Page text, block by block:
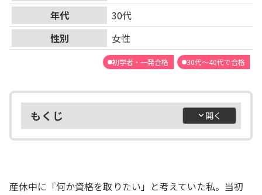
年代
30代
性別
女性
初学者・一発合格 30代～40代で合格
もくじ
産休中に「何か資格を取りたい」と考えていた私。当初